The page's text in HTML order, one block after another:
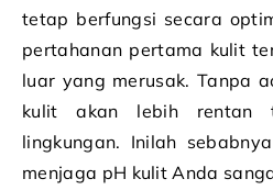
tetap berfungsi secara
pertahanan pertama kulit
luar yang merusak. Tanpa
kulit akan lebih rentan
lingkungan. Inilah
menjaga pH kulit Anda